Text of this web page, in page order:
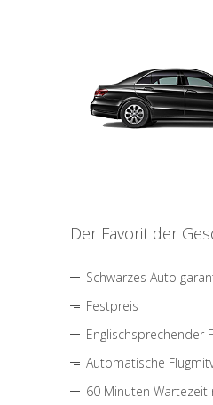
Der Favorit der
Schwarzes Auto
Festpreis
Englischsprechender
Automatische
60 Minuten Wartezeit